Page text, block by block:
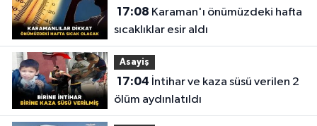
17:08
sıcaklıklar esir aldı
Asayiş
17:04
ölüm aydınlatıldı